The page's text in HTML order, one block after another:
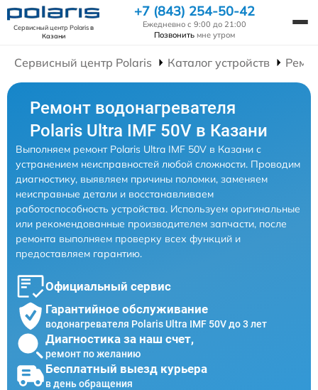
Сервисный центр Polarisв
Казани
+7 (843) 254-50-42
Ежедневно с 9:00 до 21:00
Позвонить мне утром
Сервисный центр Polaris Каталог устройств
Ремонт водонагревателя
Polaris Ultra IMF 50V в Казани
Выполняем ремонт Polaris Ultra IMF 50V в Казани с
устранением неисправностей любой сложности. Проводим
диагностику, выявляем причины поломки, заменяем
неисправные детали и восстанавливаем
работоспособность устройства. Используем оригинальные
или рекомендованные производителем запчасти, после
ремонта выполняем проверку всех функций и
предоставляем гарантию.
Официальный сервис
Гарантийное обслуживание
водонагревателя Polaris Ultra IMF 50V до 3 лет
Диагностика за наш счет,
ремонт по желанию
Бесплатный выезд курьера
в день обращения